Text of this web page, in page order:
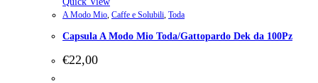
varianti.
Le
opzioni
A Modo Mio, Caffe e Solubili, Toda
Capsula A Modo Mio Toda/Gattopardo Dek da 100Pz
€22,00